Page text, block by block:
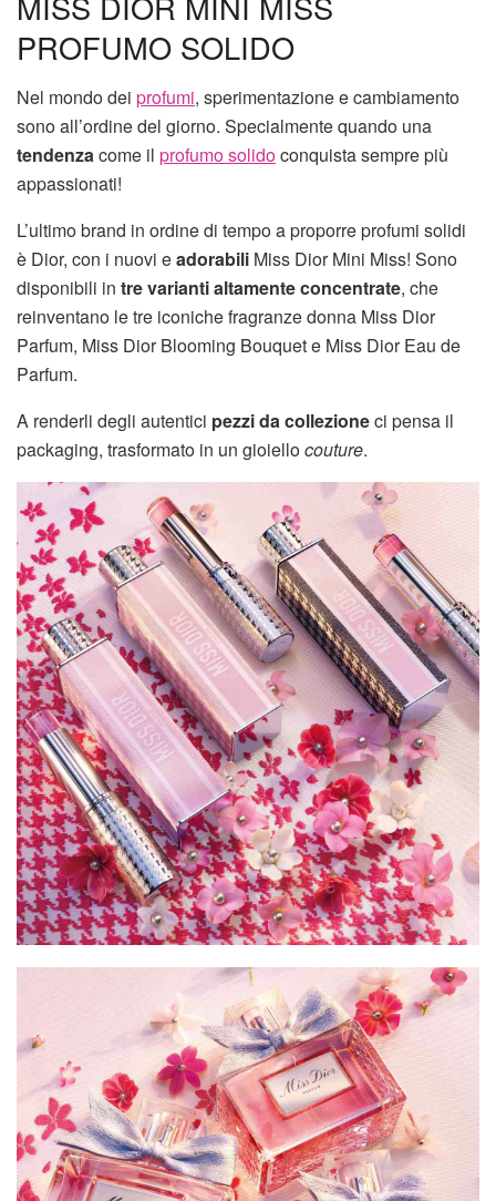
PROFUMO SOLIDO
Nel mondo dei profumi, sperimentazione e cambiamento
sono all’ordine del giorno. Specialmente quando una
tendenzacome il profumo solidoconquista sempre più
appassionati!
L’ultimo brand in ordine di tempo a proporre profumi solidi
è Dior, con i nuovi eadorabili Miss Dior Mini Miss! Sono
disponibili in tre varianti altamente concentrate, che
reinventano le tre iconiche fragranze donna Miss Dior
Parfum, Miss Dior Blooming Bouquet e Miss Dior Eau de
Parfum.
A renderli degli autentici pezzi da collezioneci pensa il
packaging, trasformato in un gioiellocouture.